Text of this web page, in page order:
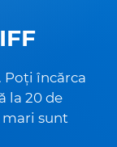
Poți încărca
la 20 de
mari sunt